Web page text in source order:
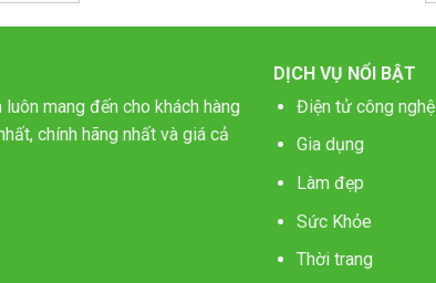
mang đến cho khách hàng
chính hãng nhất và giá cả
DỊCH VỤ NỔI BẬT
Điện tử công nghệ
Gia dụng
Làm đẹp
Sức Khỏe
Thời trang